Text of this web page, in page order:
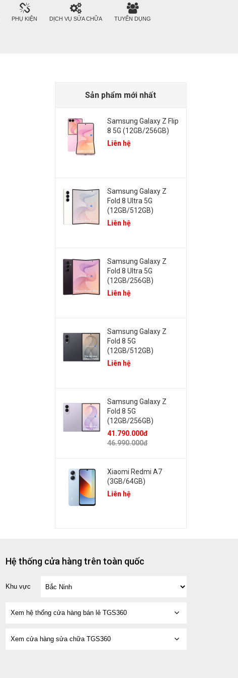
PHỤ KIỆN DỊCH VỤ SỬA CHỮA TUYỂN DỤNG
Sản phẩm mới nhất
Samsung Galaxy Z Flip
8 5G (12GB/256GB)
Liên hệ
Samsung Galaxy Z
Fold 8 Ultra 5G
(12GB/512GB)
Liên hệ
Samsung Galaxy Z
Fold 8 Ultra 5G
(12GB/256GB)
Liên hệ
Samsung Galaxy Z
Fold 8 5G
(12GB/512GB)
Liên hệ
Samsung Galaxy Z
Fold 8 5G
(12GB/256GB)
41.790.000đ
46.990.000đ
Xiaomi Redmi A7
(3GB/64GB)
Liên hệ
Hệ thống cửa hàng trên toàn quốc
Khu vực
Xem hệ thống cửa hàng bán lẻ TGS360
Xem cửa hàng sửa chữa TGS360